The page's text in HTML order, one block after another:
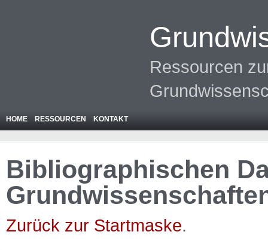
Ressourcen
HOME RESSOURCEN KONTAKT
Bibliographischen
Zurück zur Startmaske.